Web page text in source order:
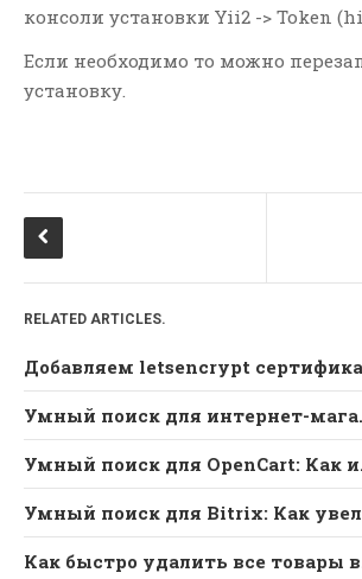
PHP
WIn
Контекстная Реклама И
Тизеры
Мысли И Идеи
Февраль 2026
Январь 2026
Февраль 2021
Апрель 2019
консоли установки Yii2 -> Token
Если необходимо то можно
установку.
RELATED ARTICLES.
Умный поиск
Умный